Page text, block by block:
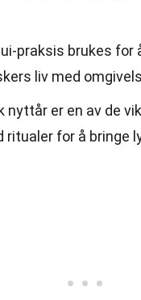
praksis brukes for
liv med
nyttår er en av de
ritualer for å bringe